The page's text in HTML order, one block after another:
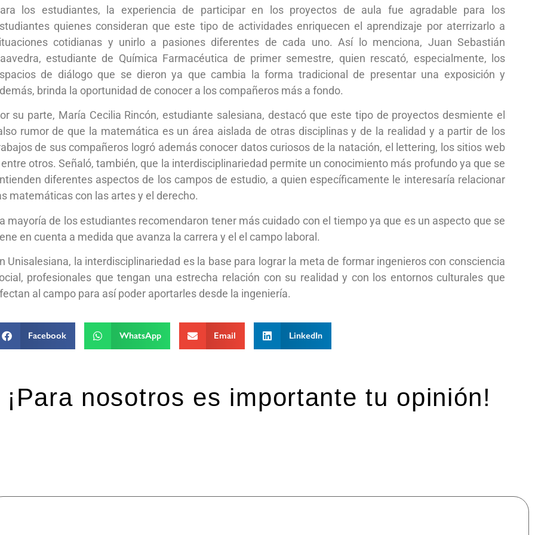
los estudiantes, la experiencia de participar en los proyectos de aula fue agradable para los
quienes consideran que este tipo de actividades enriquecen el aprendizaje por aterrizarlo a
cotidianas y unirlo a pasiones diferentes de cada uno. Así lo menciona, Juan Sebastián
estudiante de Química Farmacéutica de primer semestre, quien rescató, especialmente, los
de diálogo que se dieron ya que cambia la forma tradicional de presentar una exposición y
brinda la oportunidad de conocer a los compañeros más a fondo.
su parte, María Cecilia Rincón, estudiante salesiana, destacó que este tipo de proyectos desmiente el
rumor de que la matemática es un área aislada de otras disciplinas y de la realidad y a partir de los
de sus compañeros logró además conocer datos curiosos de la natación, el lettering, los sitios web
otros. Señaló, también, que la interdisciplinariedad permite un conocimiento más profundo ya que se
diferentes aspectos de los campos de estudio, a quien específicamente le interesaría relacionar
matemáticas con las artes y el derecho.
mayoría de los estudiantes recomendaron tener más cuidado con el tiempo ya que es un aspecto que se
en cuenta a medida que avanza la carrera y el el campo laboral.
Unisalesiana, la interdisciplinariedad es la base para lograr la meta de formar ingenieros con consciencia
profesionales que tengan una estrecha relación con su realidad y con los entornos culturales que
al campo para así poder aportarles desde la ingeniería.
Facebook WhatsApp Email LinkedIn
¡Para nosotros es importante tu opinión!